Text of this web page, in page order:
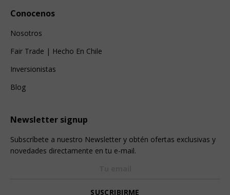
Conocenos
Nosotros
Fair Trade | Hecho En Chile
Inversionistas
Blog
Newsletter signup
Subscríbete a nuestro Newsletter y obtén ofertas exclusivas y
novedades directamente en tu e-mail.